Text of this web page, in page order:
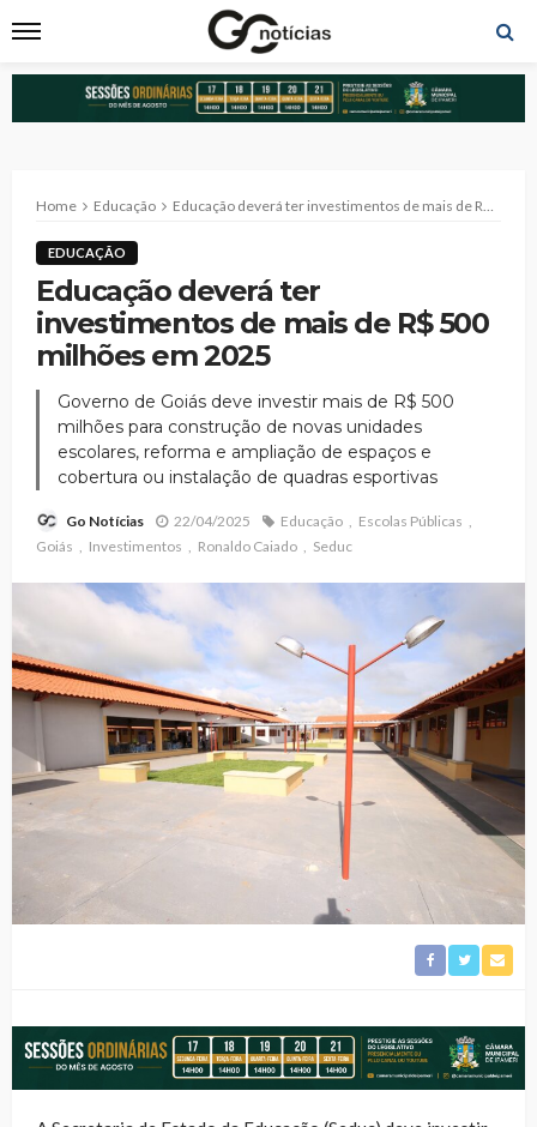
Home Educação Educação deverá ter investimentos de mais de R$ 500 milhões em 2025
EDUCAÇÃO
Educação deverá ter
investimentos de mais de R$ 500
milhões em 2025
Governo de Goiás deve investir mais de R$ 500
milhões para construção de novas unidades
escolares, reforma e ampliação de espaços e
cobertura ou instalação de quadras esportivas
Go Notícias 22/04/2025 Educação
Escolas Públicas
Goiás
Investimentos Ronaldo Caiado Seduc